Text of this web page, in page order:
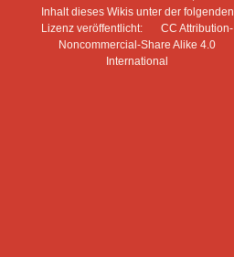
Inhalt dieses Wikis unter der folgenden
Lizenz veröffentlicht:
CC Attribution-
Noncommercial-Share Alike 4.0
International